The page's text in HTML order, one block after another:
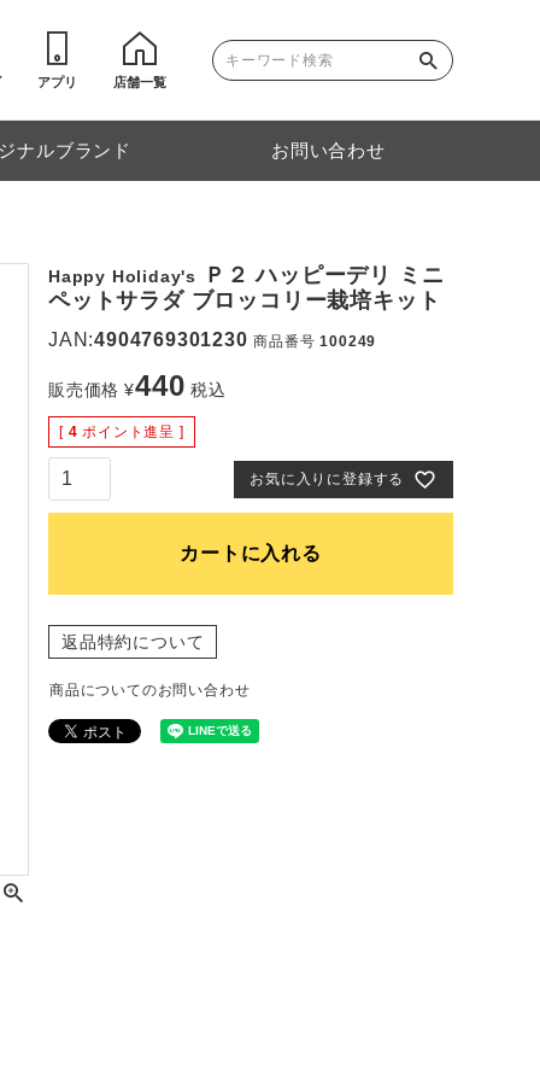
アプリ 店舗一覧
ナルブランド お問い合わせ
Happy Holiday's
Ｐ２ ハッピーデリ ミニ
ペットサラダ ブロッコリー栽培キット
JAN:4904769301230 商品番号 100249
販売価格 ¥440 税込
[ 4 ポイント進呈 ]
お気に入りに登録する
カートに入れる
返品特約について
商品についてのお問い合わせ